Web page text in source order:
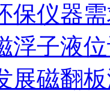
保仪器
浮子液
展磁翻